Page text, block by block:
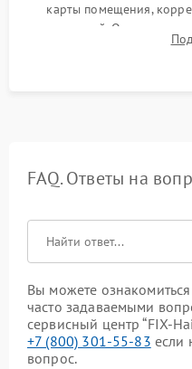
карты помещения,
препятствий. Оценка
Тестирование
FAQ. Ответы на
Вы можете
часто задаваемыми
сервисный центр “FIX-
+7 (800) 301-55-83 если
вопрос.